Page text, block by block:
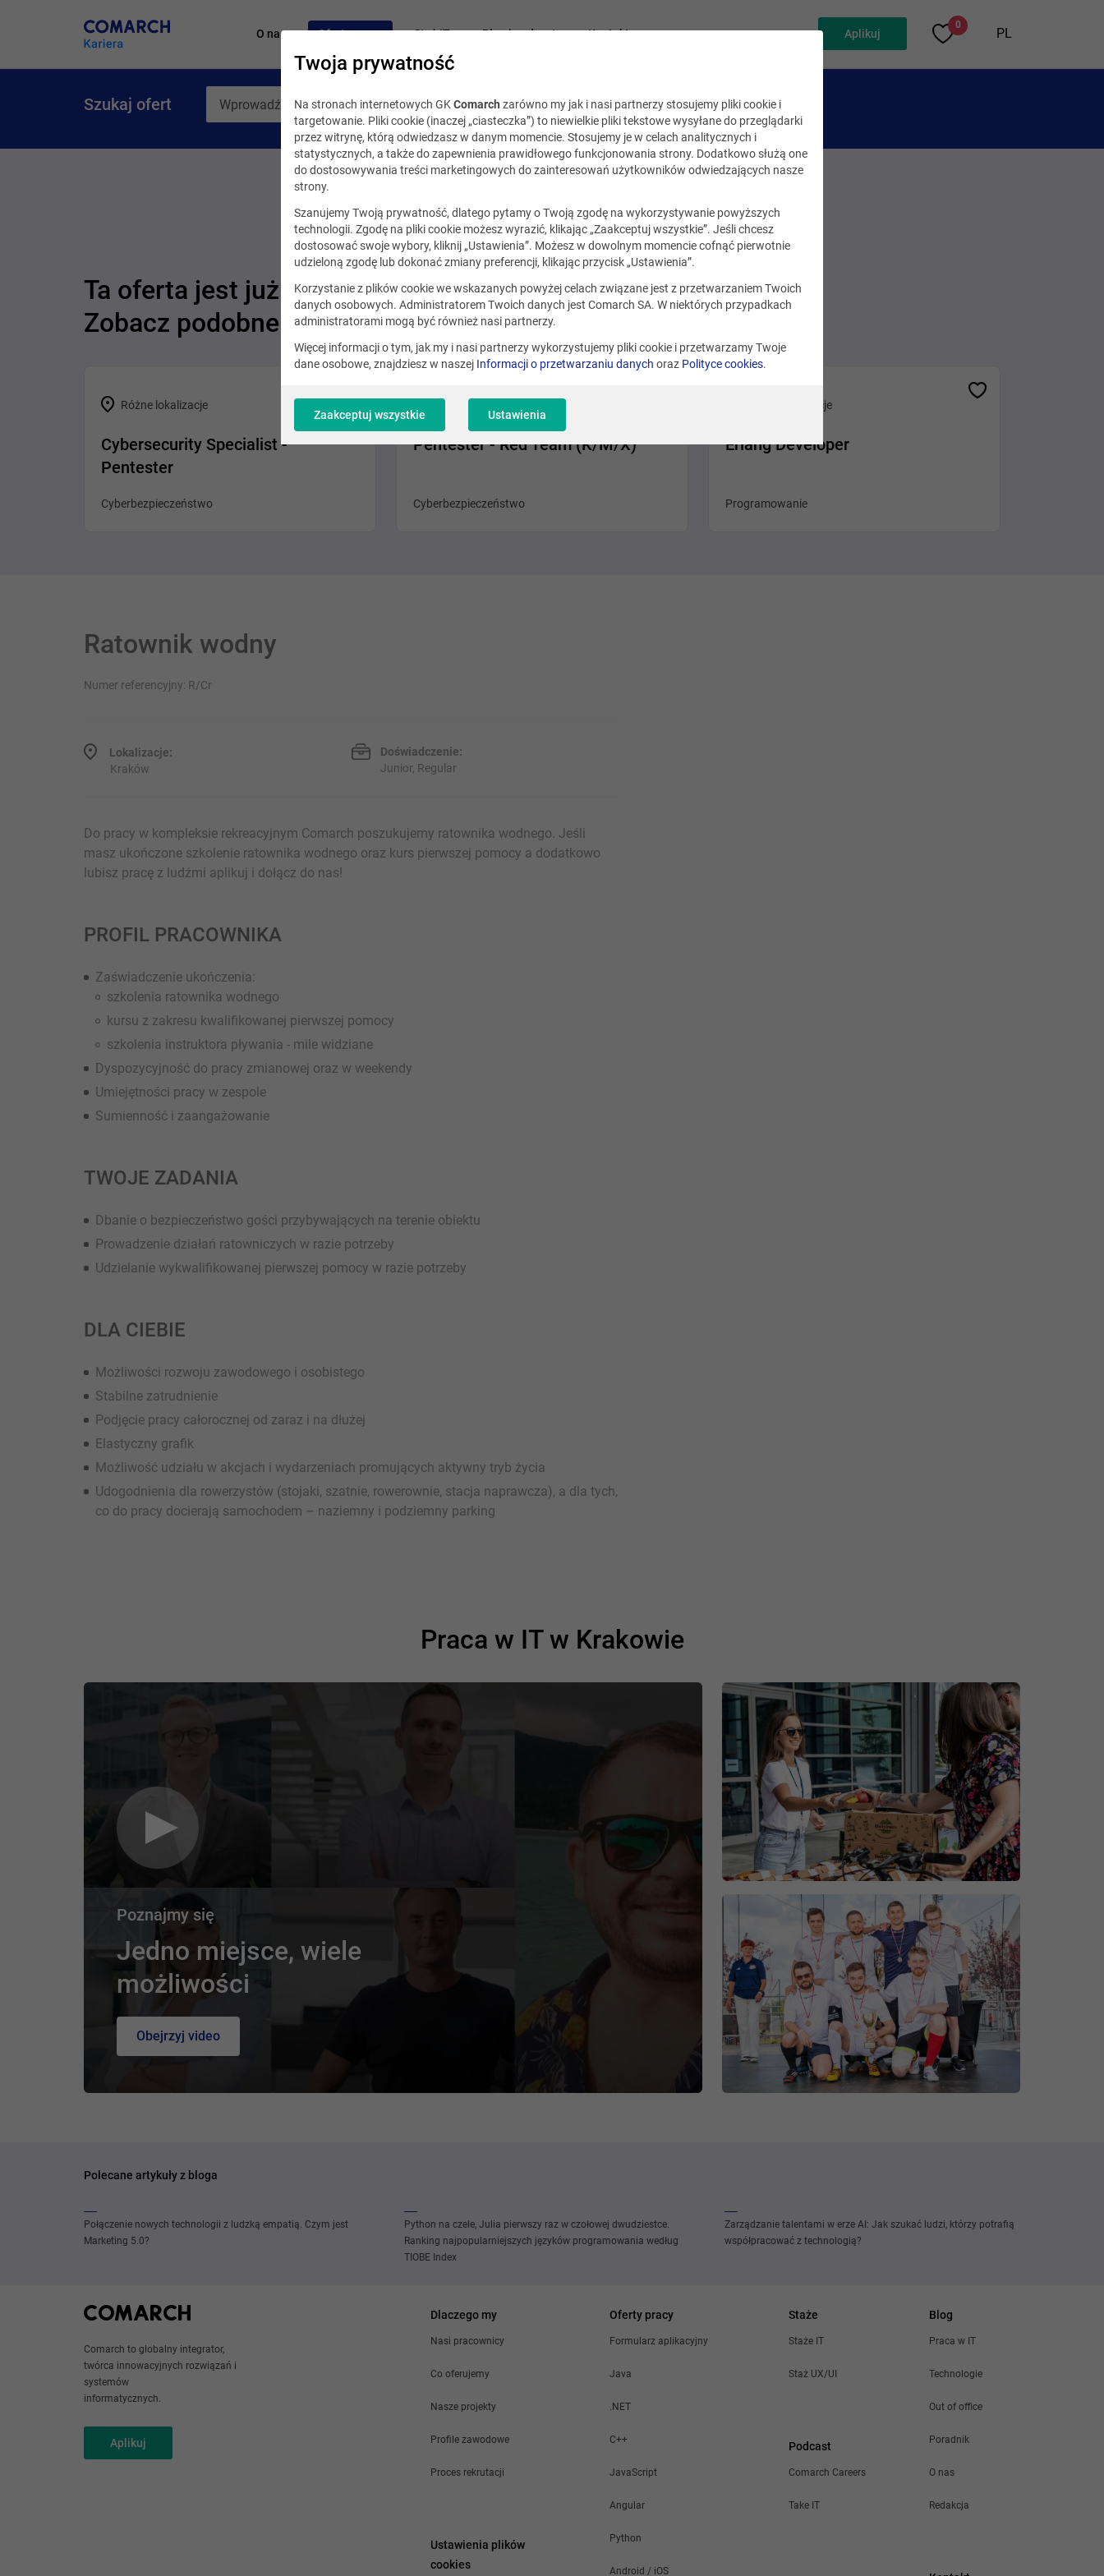
O nas Oferty pracy Staż IT Blog i podcast Kontakt Aplikuj
0
PL
Szukaj ofert
Ta oferta jest już nieaktualna.
Zobacz podobne oferty
Różne lokalizacje
Cybersecurity Specialist -
Pentester
Cyberbezpieczeństwo
Kraków
Pentester - Red Team (K/M/X)
Cyberbezpieczeństwo
Różne lokalizacje
Erlang Developer
Programowanie
Ratownik wodny
Numer referencyjny: R/Cr
Lokalizacje:
Kraków
Doświadczenie:
Junior, Regular
Do pracy w kompleksie rekreacyjnym Comarch poszukujemy ratownika wodnego. Jeśli
masz ukończone szkolenie ratownika wodnego oraz kurs pierwszej pomocy a dodatkowo
lubisz pracę z ludźmi aplikuj i dołącz do nas!
PROFIL PRACOWNIKA
Zaświadczenie ukończenia:
szkolenia ratownika wodnego
kursu z zakresu kwalifikowanej pierwszej pomocy
szkolenia instruktora pływania - mile widziane
Dyspozycyjność do pracy zmianowej oraz w weekendy
Umiejętności pracy w zespole
Sumienność i zaangażowanie
TWOJE ZADANIA
Dbanie o bezpieczeństwo gości przybywających na terenie obiektu
Prowadzenie działań ratowniczych w razie potrzeby
Udzielanie wykwalifikowanej pierwszej pomocy w razie potrzeby
DLA CIEBIE
Możliwości rozwoju zawodowego i osobistego
Stabilne zatrudnienie
Podjęcie pracy całorocznej od zaraz i na dłużej
Elastyczny grafik
Możliwość udziału w akcjach i wydarzeniach promujących aktywny tryb życia
Udogodnienia dla rowerzystów (stojaki, szatnie, rowerownie, stacja naprawcza), a dla tych,
co do pracy docierają samochodem – naziemny i podziemny parking
Praca w IT w Krakowie
Poznajmy się
Jedno miejsce, wiele
możliwości
Obejrzyj video
Polecane artykuły z bloga
Połączenie nowych technologii z ludzką empatią. Czym jest
Marketing 5.0?
Python na czele, Julia pierwszy raz w czołowej dwudziestce.
Ranking najpopularniejszych języków programowania według
TIOBE Index
Zarządzanie talentami w erze AI: Jak szukać ludzi, którzy potrafią
współpracować z technologią?
Comarch to globalny integrator,
twórca innowacyjnych rozwiązań i
systemów
informatycznych.
Aplikuj
Dlaczego my
Nasi pracownicy
Co oferujemy
Nasze projekty
Profile zawodowe
Proces rekrutacji
Ustawienia plików
cookies
Oferty pracy
Formularz aplikacyjny
Java
.NET
C++
JavaScript
Angular
Python
Android / iOS
Staże
Staże IT
Staż UX/UI
Podcast
Comarch Careers
Take IT
Blog
Praca w IT
Technologie
Out of office
Poradnik
O nas
Redakcja
Twoja prywatność
Na stronach internetowych GKComarch zarówno my jak i nasi partnerzy stosujemy pliki cookie i
targetowanie. Pliki cookie (inaczej „ciasteczka”) to niewielkie pliki tekstowe wysyłane do przeglądarki
przez witrynę, którą odwiedzasz w danym momencie. Stosujemy je w celach analitycznych i
statystycznych, a także do zapewnienia prawidłowego funkcjonowania strony. Dodatkowo służą one
do dostosowywania treści marketingowych do zainteresowań użytkowników odwiedzających nasze
strony.
Szanujemy Twoją prywatność, dlatego pytamy o Twoją zgodę na wykorzystywanie powyższych
technologii. Zgodę na pliki cookie możesz wyrazić, klikając „Zaakceptuj wszystkie”. Jeśli chcesz
dostosować swoje wybory, kliknij „Ustawienia”. Możesz w dowolnym momencie cofnąć pierwotnie
udzieloną zgodę lub dokonać zmiany preferencji, klikając przycisk „Ustawienia”.
Korzystanie z plików cookie we wskazanych powyżej celach związane jest z przetwarzaniem Twoich
danych osobowych. Administratorem Twoich danych jest Comarch SA. W niektórych przypadkach
administratorami mogą być również nasi partnerzy.
Więcej informacji o tym, jak my i nasi partnerzy wykorzystujemy pliki cookie i przetwarzamy Twoje
dane osobowe, znajdziesz w naszej Informacji o przetwarzaniu danych oraz Polityce cookies.
Zaakceptuj wszystkie Ustawienia